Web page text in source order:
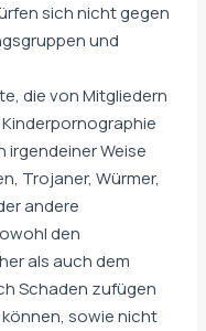
sich nicht gegen
und
die von Mitgliedern
irgendeiner Weise
Trojaner, Würmer,
andere
den
als auch dem
Schaden zufügen
sowie nicht